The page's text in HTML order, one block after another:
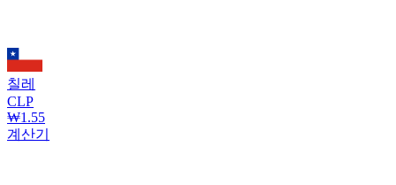
칠레
CLP
₩1.55
계산기